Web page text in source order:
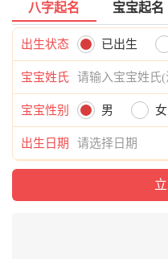
八字起名 宝宝起名
出生状态 已出生
宝宝姓氏
宝宝性别 男 女
出生日期